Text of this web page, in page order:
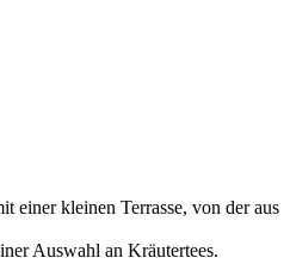
einer kleinen Terrasse, von der aus
Auswahl an Kräutertees.